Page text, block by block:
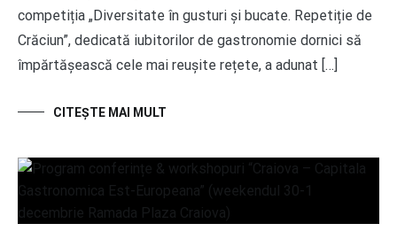
competiția „Diversitate în gusturi și bucate. Repetiție de
Crăciun”, dedicată iubitorilor de gastronomie dornici să
împărtășească cele mai reușite rețete, a adunat […]
CITEŞTE MAI MULT